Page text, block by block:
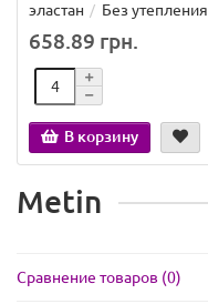
эластан
Без утепления
658.89 грн.
В корзину
Metin
Сравнение товаров (0)